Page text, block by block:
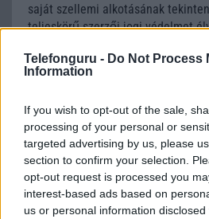
Telefonguru - Do Not Process
Information
If you wish to opt-out of the sale,
processing of your personal or
targeted advertising by us, please
section to confirm your selection.
opt-out request is processed you
interest-based ads based on
us or personal information
saját szellemi alkotásának
teljeskörű szerzői jogi védelmet
termékeinek idézéséhez, az
követelmények teljesítésén kívül a
túl a Telefonguru valamely
terjedelemben kívánná átvenni,
Telefonguru előzetes
szabályozás értelemszerűen
kiküldött hírlevelek tartalmára is.